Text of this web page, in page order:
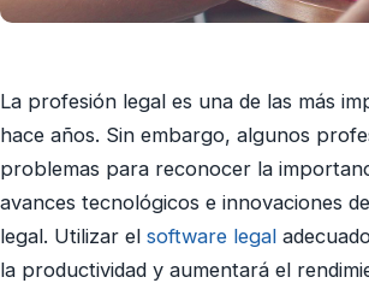
La profesión legal es una de las más
hace años. Sin embargo, algunos
problemas para reconocer la
avances tecnológicos e innovaciones
legal. Utilizar el software legal
la productividad y aumentará el